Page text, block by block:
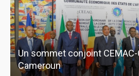
Un sommet conjoint CEMAC-
Cameroun